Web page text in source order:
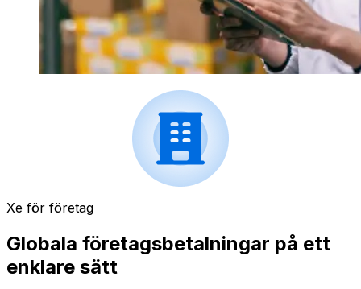
Xe för företag
Globala företagsbetalningar på ett
enklare sätt